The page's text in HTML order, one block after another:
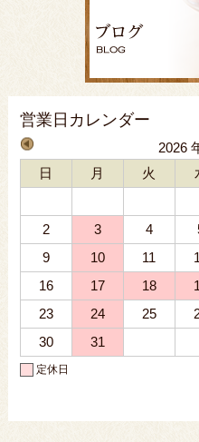
営業日カレンダー
2026
日
月 火
2
3 4
9
10 11
16
17 18
23
24 25
30
31
定休日